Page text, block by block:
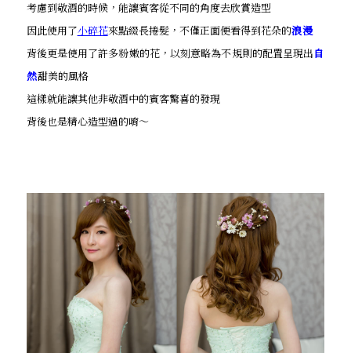
考慮到敬酒的時候，能讓賓客從不同的角度去欣賞造型
因此使用了小碎花來點綴長捲髮，不僅正面便看得到花朵的浪漫
背後更是使用了許多粉嫩的花，以刻意略為不規則的配置呈現出自
然甜美的風格
這樣就能讓其他非敬酒中的賓客驚喜的發現
背後也是精心造型過的唷～